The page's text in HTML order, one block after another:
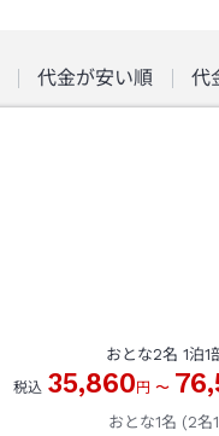
代金が安い順 代
おとな2名 1泊1
税込 35,860 円 〜
おとな1名 (2名